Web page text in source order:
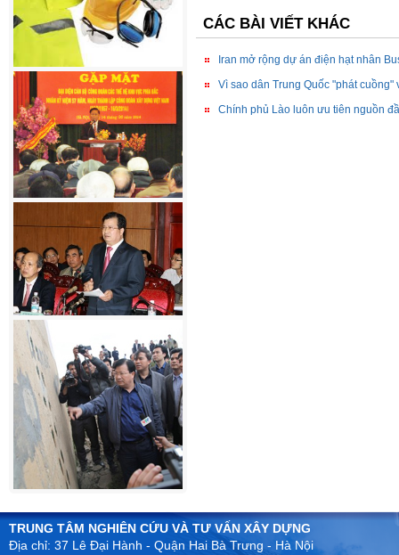
CÁC BÀI VIẾT KHÁC
Iran mở rộng dự án điện hạt nhân
Vì sao dân Trung Quốc "phát cuồng"
Chính phủ Lào luôn ưu tiên nguồn
TRUNG TÂM NGHIÊN CỨU VÀ TƯ VẤN XÂY DỰNG
Địa chỉ: 37 Lê Đại Hành - Quận Hai Bà Trưng - Hà Nội